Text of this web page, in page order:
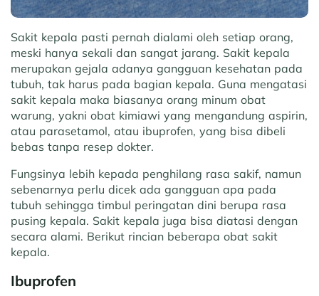
Sakit kepala pasti pernah dialami oleh setiap orang,
meski hanya sekali dan sangat jarang. Sakit kepala
merupakan gejala adanya gangguan kesehatan pada
tubuh, tak harus pada bagian kepala. Guna mengatasi
sakit kepala maka biasanya orang minum obat
warung, yakni obat kimiawi yang mengandung aspirin,
atau parasetamol, atau ibuprofen, yang bisa dibeli
bebas tanpa resep dokter.
Fungsinya lebih kepada penghilang rasa sakif, namun
sebenarnya perlu dicek ada gangguan apa pada
tubuh sehingga timbul peringatan dini berupa rasa
pusing kepala. Sakit kepala juga bisa diatasi dengan
secara alami. Berikut rincian beberapa obat sakit
kepala.
Ibuprofen